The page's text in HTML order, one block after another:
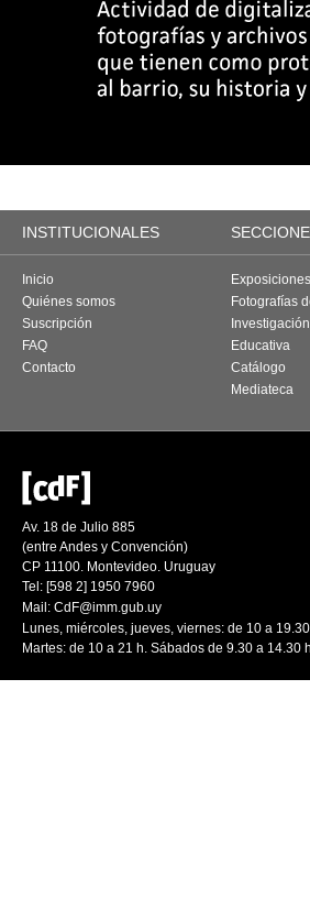
INSTITUCIONALES
Inicio
Quiénes somos
Suscripción
FAQ
Contacto
Exposiciones
Fotografías
Investigación
Educativa
Catálogo
Mediateca
Av. 18 de Julio 885
(entre Andes y Convención)
CP 11100. Montevideo. Uruguay
Tel: [598 2] 1950 7960
Mail: CdF@imm.gub.uy
Lunes, miércoles, jueves, viernes: de 10 a
Martes: de 10 a 21 h. Sábados de 9.30 a 14.30